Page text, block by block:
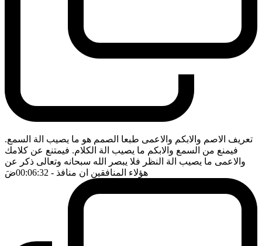
تعريف الاصم والابكم والاعمى طبعا الصمم هو ما يصيب الة السمع.
فيمنع من السمع والابكم ما يصيب الة الكلام. فيمتنع عن كلامك
والاعمى ما يصيب الة النظر فلا يبصر الله سبحانه وتعالى ذكر عن
هؤلاء المنافقين ان منافذ - 00:06:32 ضَ